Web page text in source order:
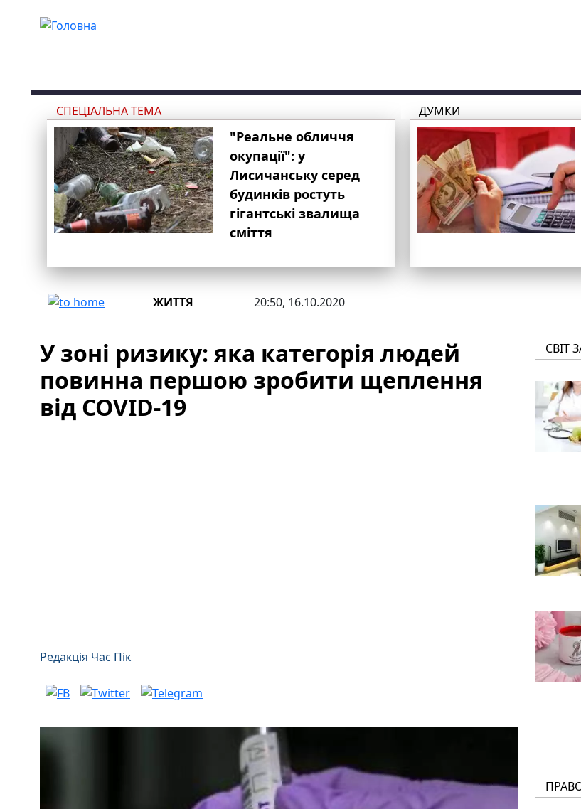
СПЕЦІАЛЬНА ТЕМА
"Реальне обличчя
окупації": у
Лисичанську серед
будинків ростуть
гігантські звалища
сміття
ДУМКИ
ЖИТТЯ 20:50, 16.10.2020
У зоні ризику: яка категорія людей
повинна першою зробити щеплення
від COVID-19
Редакція Час Пік
СВІТ